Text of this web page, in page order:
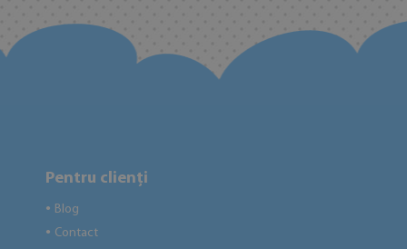
Pentru clienți
● Blog
● Contact